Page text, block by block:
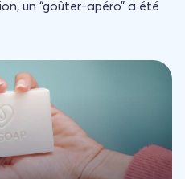
un “goûter-apéro” a été
!